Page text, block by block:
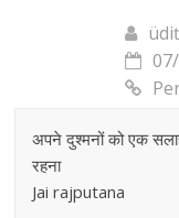
अपने दुश्मनों को एक
रहना
Jai rajputana